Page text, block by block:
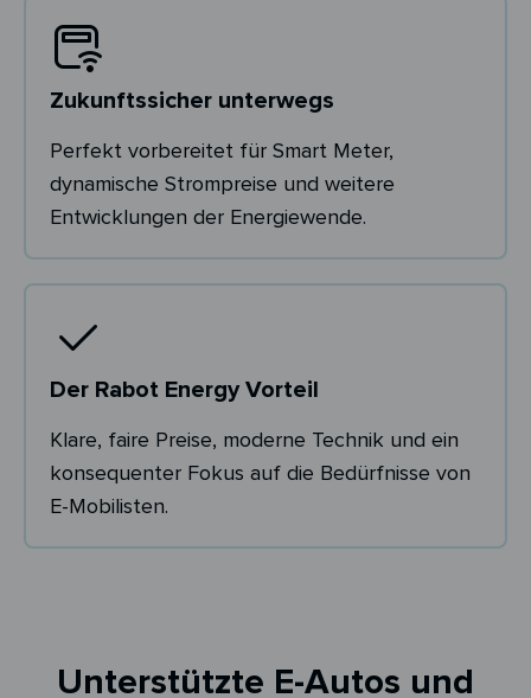
Zukunftssicher unterwegs
Perfekt vorbereitet für Smart Meter,
dynamische Strompreise und weitere
Entwicklungen der Energiewende.
Der Rabot Energy Vorteil
Klare, faire Preise, moderne Technik und ein
konsequenter Fokus auf die Bedürfnisse von
E-Mobilisten.
Unterstützte E-Autos und